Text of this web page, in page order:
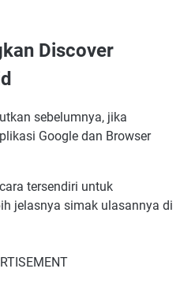
Discover
sebelumnya, jika
Google dan Browser
tersendiri untuk
jelasnya simak ulasannya di